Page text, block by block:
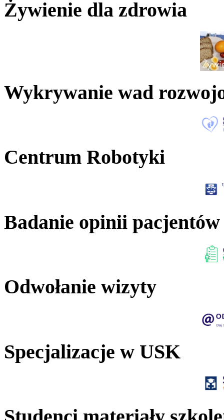
Żywienie dla zdrowia
Wykrywanie wad
Centrum Robotyki
Badanie opinii pacjentów
Odwołanie wizyty
Specjalizacje w USK